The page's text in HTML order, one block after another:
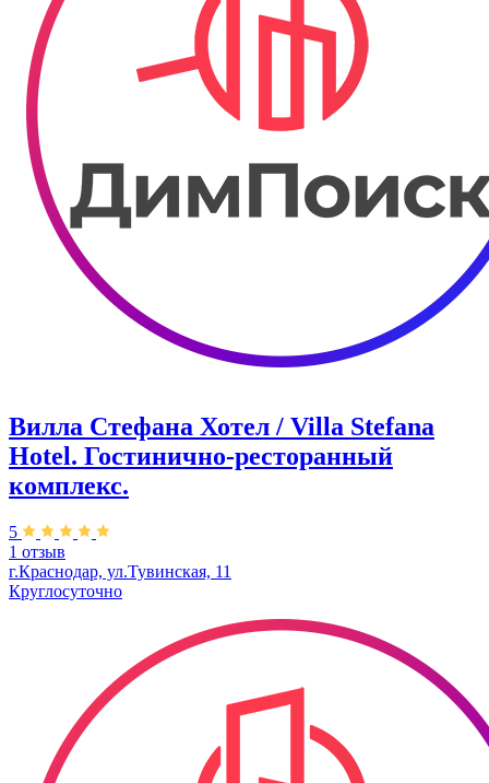
Вилла Стефана Хотел / Villa Stefana
Hotel. Гостинично-ресторанный
комплекс.
5
1 отзыв
г.Краснодар, ул.Тувинская, 11
Круглосуточно